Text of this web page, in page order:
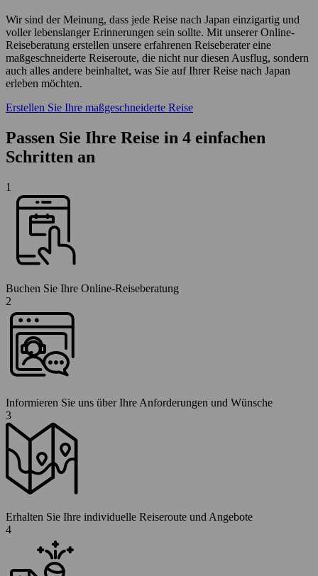
Wir sind der Meinung, dass jede Reise nach Japan einzigartig und
voller lebenslanger Erinnerungen sein sollte. Mit unserer Online-
Reiseberatung erstellen unsere erfahrenen Reiseberater eine
maßgeschneiderte Reiseroute, die nicht nur diesen Ausflug, sondern
auch alles andere beinhaltet, was Sie auf Ihrer Reise nach Japan
erleben möchten.
Erstellen Sie Ihre maßgeschneiderte Reise
Passen Sie Ihre Reise in 4 einfachen
Schritten an
1
Buchen Sie Ihre Online-Reiseberatung
2
Informieren Sie uns über Ihre Anforderungen und Wünsche
3
Erhalten Sie Ihre individuelle Reiseroute und Angebote
4